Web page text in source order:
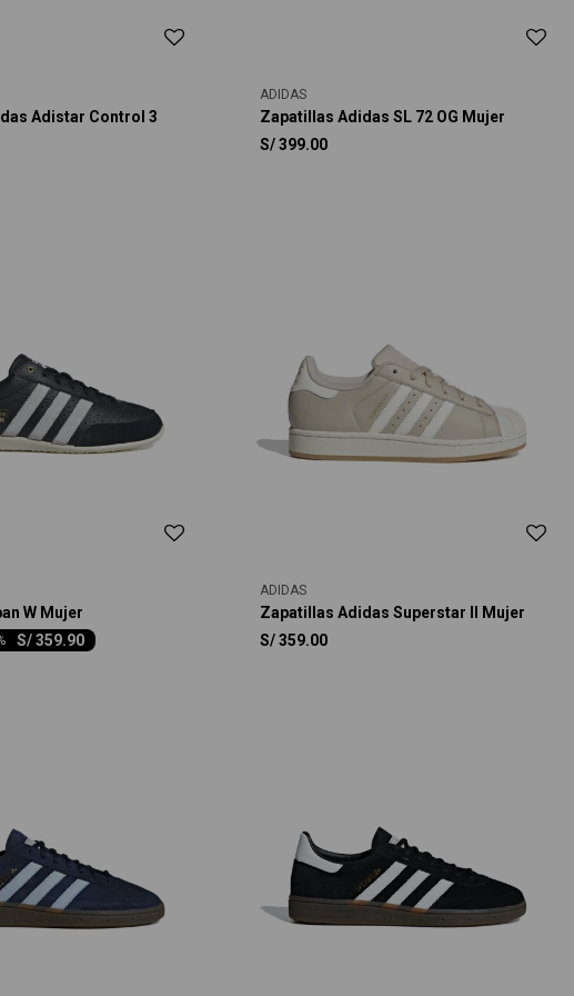
Adistar Control 3
ADIDAS
Zapatillas Adidas SL 72 OG Mujer
S/399.00
W Mujer
S/359.90
ADIDAS
Zapatillas Adidas Superstar II Mujer
S/359.00